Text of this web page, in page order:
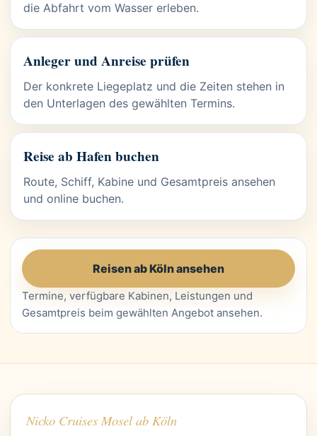
die Abfahrt vom Wasser erleben.
Anleger und Anreise prüfen
Der konkrete Liegeplatz und die Zeiten stehen in
den Unterlagen des gewählten Termins.
Reise ab Hafen buchen
Route, Schiff, Kabine und Gesamtpreis ansehen
und online buchen.
Reisen ab Köln ansehen
Termine, verfügbare Kabinen, Leistungen und
Gesamtpreis beim gewählten Angebot ansehen.
Nicko Cruises Mosel ab Köln